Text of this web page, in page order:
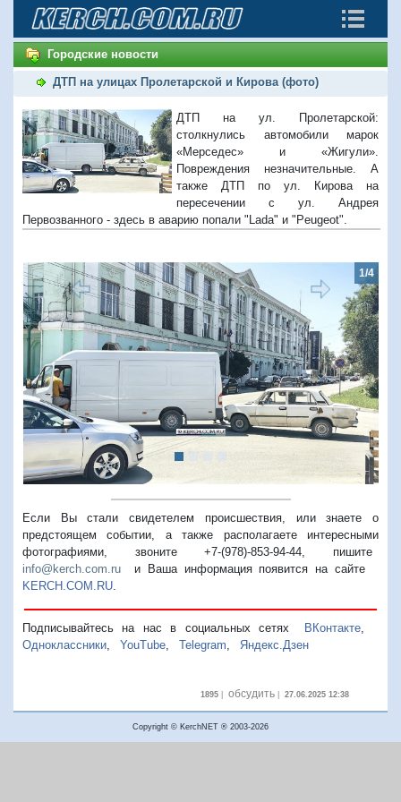
Городские новости
ДТП на улицах Пролетарской и Кирова (фото)
ДТП на ул. Пролетарской:
столкнулись автомобили марок
«Мерседес» и «Жигули».
Повреждения незначительные. А
также ДТП по ул. Кирова на
пересечении с ул. Андрея
Первозванного - здесь в аварию попали "Lada" и "Peugeot".
1/4
Предыдущий
Если Вы стали свидетелем происшествия, или знаете о
предстоящем событии, а также располагаете интересными
фотографиями, звоните +7-(978)-853-94-44, пишите
info@kerch.com.ru и Ваша информация появится на сайте
KERCH.COM.RU.
Подписывайтесь на нас в социальных сетях ВКонтакте,
Одноклассники, YouTube, Telegram, Яндекс.Дзен
1895| обсудить| 27.06.2025 12:38
Copyright © KerchNET ® 2003-2026